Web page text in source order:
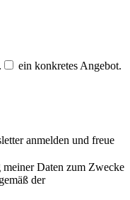
ein konkretes Angebot.
anmelden und freue
Daten zum Zwecke
der